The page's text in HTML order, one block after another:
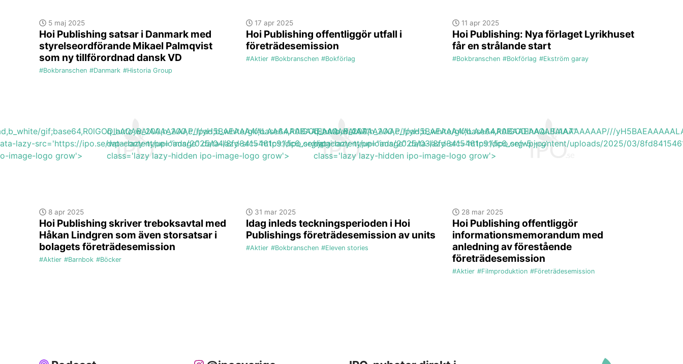
5 maj 2025
Hoi Publishing satsar i Danmark med
styrelseordförande Mikael Palmqvist
som ny tillförordnad dansk VD
#Bokbranschen #Danmark #Historia Group
17 apr 2025
Hoi Publishing offentliggör utfall i
företrädesemission
#Aktier #Bokbranschen #Bokförlag
11 apr 2025
Hoi Publishing: Nya förlaget Lyrikhuset
får en strålande start
#Bokbranschen #Bokförlag #Ekström garay
gif;base64,R0lGODlhAQABAIAAAAAAAP///yH5BAEAAAAALAAAAAABAAEAAAIBRAA7"
lazy-src='https://ipo.se/wp-content/uploads/2025/04/8fd8415461c91dc6_org.jpg'
image-logo grow'>
8 apr 2025
Hoi Publishing skriver treboksavtal med
Håkan Lindgren som även storsatsar i
bolagets företrädesemission
#Aktier #Barnbok #Böcker
q_auto,w_200,h_200,c_lpad,b_white/gif;base64,R0lGODlhAQABAIAAAAAAAP///yH5BAEAAAAALAAAAAABAAEAAAIBRAA7"
data-lazy-type="image" data-lazy-src='https://ipo.se/wp-content/uploads/2025/03/8fd8415461c91dc6_org-5.jpg'
class='lazy lazy-hidden ipo-image-logo grow'>
31 mar 2025
Idag inleds teckningsperioden i Hoi
Publishings företrädesemission av units
#Aktier #Bokbranschen #Eleven stories
q_auto,w_200,h_200,c_lpad,b_white/gif;base64,R0lGODlhAQABAIAAAAAAAP///
data-lazy-type="image" data-lazy-src='https://ipo.se/wp-content/uploads/2025/03/
class='lazy lazy-hidden ipo-image-logo grow'>
28 mar 2025
Hoi Publishing offentliggör
informationsmemorandum med
anledning av förestående
företrädesemission
#Aktier #Filmproduktion #Företrädesemission